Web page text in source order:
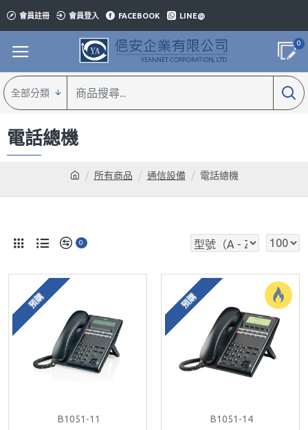
會員註冊 會員登入 FACEBOOK LINE@
0
全部分類
所有商品 通信設備 電話總機
電話總機
0
預購
B1051-11
預購
B1051-14